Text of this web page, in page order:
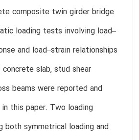
composite twin girder bridge
loading tests involving load–
and load–strain relationships
slab, stud shear
beams were reported and
this paper. Two loading
both symmetrical loading and